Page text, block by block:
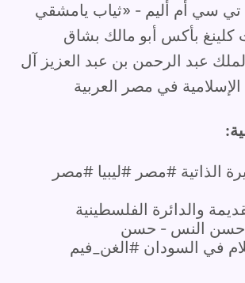
تي سي أم أليم - «ثياب يامشقي
كلينغ بأكس أبو مالك بشاق
عبد الرحمن بن عبد العزيز آل
في مصر العربية
الذاتية #مصر #ليبيا #مصر
والدائرة الفلسطينية
- حسن النس - حسن
في السودان #الغن_فيم